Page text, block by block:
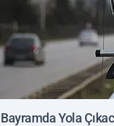
Bayramda Yola